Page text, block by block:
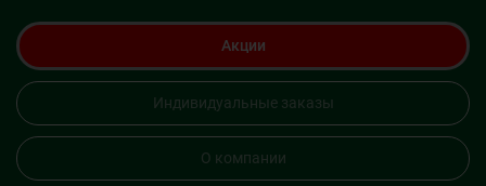
Акции
Индивидуальные заказы
О компании